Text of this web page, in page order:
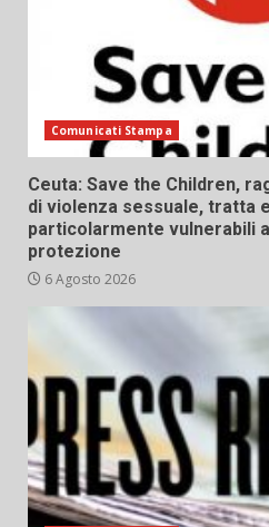
Comunicati Stampa
Ceuta: Save the Children,
di violenza sessuale, tratta
particolarmente vulnerabili
protezione
6 Agosto 2026